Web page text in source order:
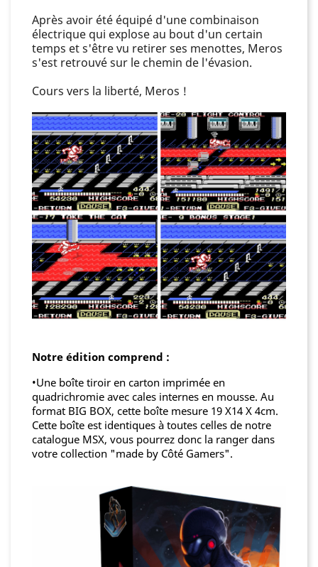
Après avoir été équipé d'une combinaison
électrique qui explose au bout d'un certain
temps et s'être vu retirer ses menottes, Meros
s'est retrouvé sur le chemin de l'évasion.
Cours vers la liberté, Meros !
Notre édition comprend :
•Une boîte tiroir en carton imprimée en
quadrichromie avec cales internes en mousse. Au
format BIG BOX, cette boîte mesure 19 X14 X 4cm.
Cette boîte est identiques à toutes celles de notre
catalogue MSX, vous pourrez donc la ranger dans
votre collection "made by Côté Gamers".